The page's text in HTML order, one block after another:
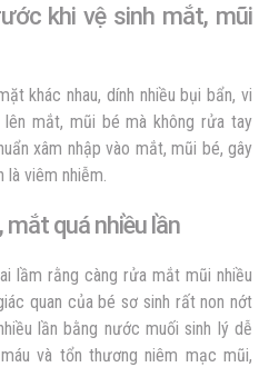
khi vệ sinh mắt, mũi
khác nhau, dính nhiều bụi bẩn, vi
mắt, mũi bé mà không rửa tay
xâm nhập vào mắt, mũi bé, gây
là viêm nhiễm.
quá nhiều lần
lầm rằng càng rửa mắt mũi nhiều
quan của bé sơ sinh rất non nớt
lần bằng nước muối sinh lý dễ
và tổn thương niêm mạc mũi,